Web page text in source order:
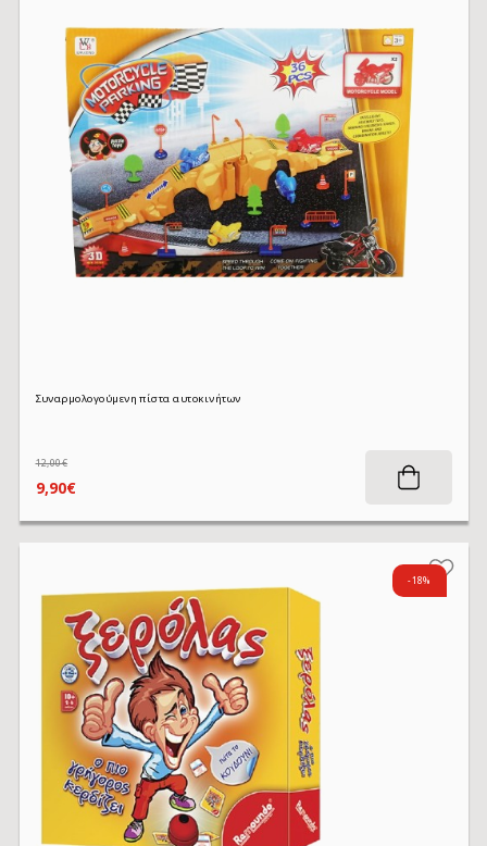
Συναρμολογούμενη πίστα αυτοκινήτων
9,90€
12,00€
-18%